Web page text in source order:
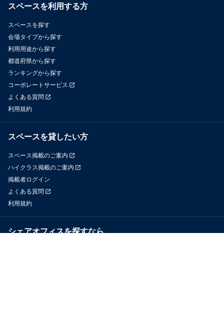
スペースを利用する方
スペースを探す
会場タイプから探す
利用用途から探す
都道府県から探す
ランキングから探す
コーポレートサービス
よくある質問
利用規約
スペースを貸したい方
スペース掲載のご案内
ハイクラス掲載のご案内
掲載者ログイン
よくある質問
利用規約
シェアオフィスを探すなら